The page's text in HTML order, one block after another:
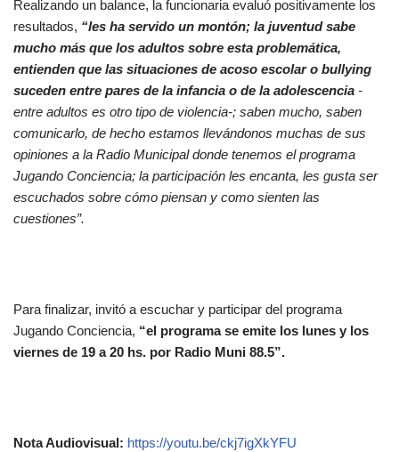
Realizando un balance, la funcionaria evaluó positivamente los
resultados, “les ha servido un montón; la juventud sabe
mucho más que los adultos sobre esta problemática,
entienden que las situaciones de acoso escolar o bullying
suceden entre pares de la infancia o de la adolescencia -
entre adultos es otro tipo de violencia-; saben mucho, saben
comunicarlo, de hecho estamos llevándonos muchas de sus
opiniones a la Radio Municipal donde tenemos el programa
Jugando Conciencia; la participación les encanta, les gusta ser
escuchados sobre cómo piensan y como sienten las
cuestiones”.
Para finalizar, invitó a escuchar y participar del programa
Jugando Conciencia, “el programa se emite los lunes y los
viernes de 19 a 20 hs. por Radio Muni 88.5”.
Nota Audiovisual: https://youtu.be/ckj7igXkYFU